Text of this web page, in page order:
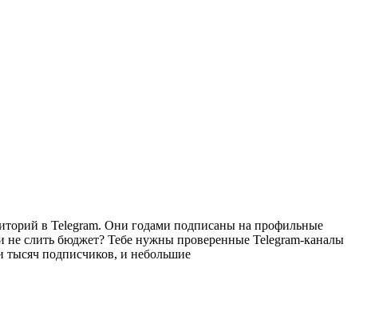
в Telegram. Они годами подписаны на профильные
не слить бюджет? Тебе нужны проверенные Telegram-каналы
тысяч подписчиков, и небольшие